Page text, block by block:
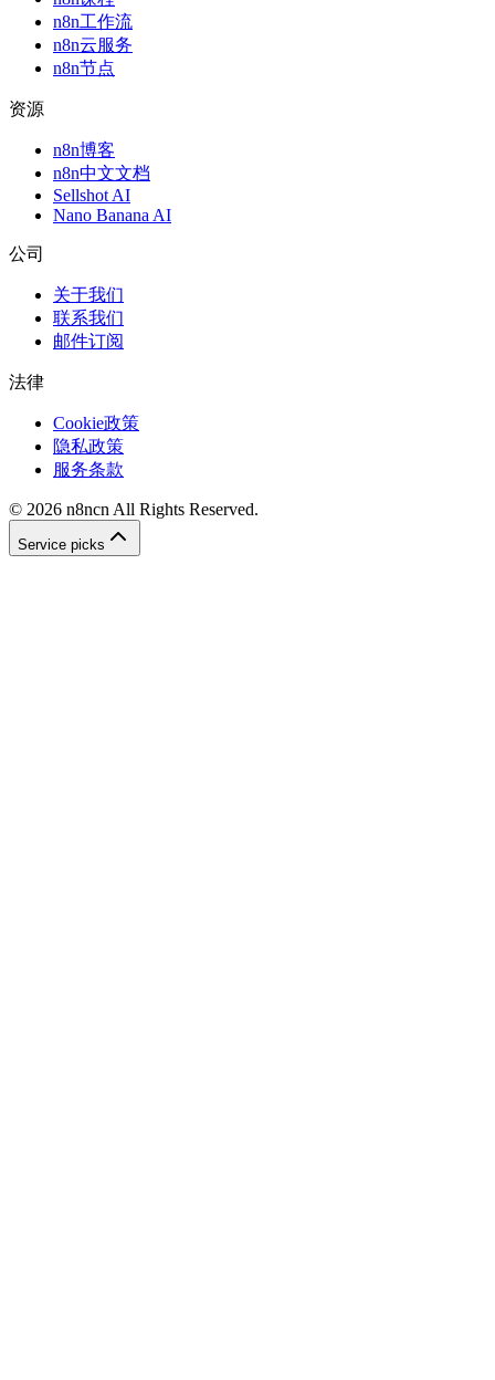
n8n工作流
n8n云服务
n8n节点
资源
n8n博客
n8n中文文档
Sellshot AI
Nano Banana AI
公司
关于我们
联系我们
邮件订阅
法律
Cookie政策
隐私政策
服务条款
© 2026 n8ncn All Rights Reserved.
Service picks